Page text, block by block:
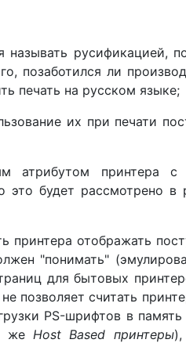
называть русификацией,
позаботился ли
печать на русском языке;
их при печати
атрибутом принтера с
это будет рассмотрено в
принтера отображать
"понимать"
для бытовых
позволяет считать
PS-шрифтов в память
же Host Based принтеры),